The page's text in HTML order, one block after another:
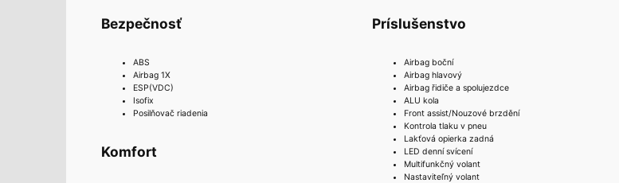
Bezpečnosť
ABS
Airbag 1X
ESP(VDC)
Isofix
Posilňovač riadenia
Komfort
Príslušenstvo
Airbag boční
Airbag hlavový
Airbag řidiče a spolujezdce
ALU kola
Front assist/Nouzové brzdění
Kontrola tlaku v pneu
Lakťová opierka zadná
LED denní svícení
Multifunkčný volant
Nastaviteľný volant